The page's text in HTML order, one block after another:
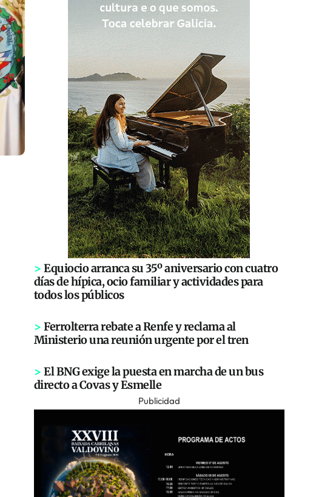
> Equiocio arranca su 35º aniversario con cuatro
días de hípica, ocio familiar y actividades para
todos los públicos
> Ferrolterra rebate a Renfe y reclama al
Ministerio una reunión urgente por el tren
> El BNG exige la puesta en marcha de un bus
directo a Covas y Esmelle
Publicidad